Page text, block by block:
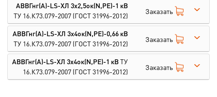
АВВГнг(А)-LS-ХЛ 3х2,5ок(N,PE)-1 кВ
ТУ 16.К73.079-2007 (ГОСТ 31996-2012) Заказать
АВВГнг(А)-LS-ХЛ 3х4ок(N,PE)-0,66 кВ
ТУ 16.К73.079-2007 (ГОСТ 31996-2012) Заказать
АВВГнг(А)-LS-ХЛ 3х4ок(N,PE)-1 кВТУ
16.К73.079-2007 (ГОСТ 31996-2012) Заказать